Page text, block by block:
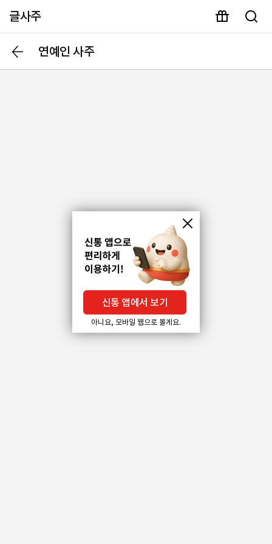
글사주
연예인 사주
신통 앱에서 보기
아니요, 모바일 웹으로 볼게요.